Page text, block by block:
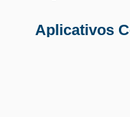
Aplicativos